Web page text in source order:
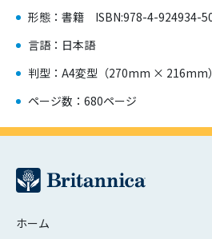
形態：書籍 ISBN:978-4-924934-
言語：日本語
判型：A4変型（270mm × 216mm
ページ数：680ページ
ホーム